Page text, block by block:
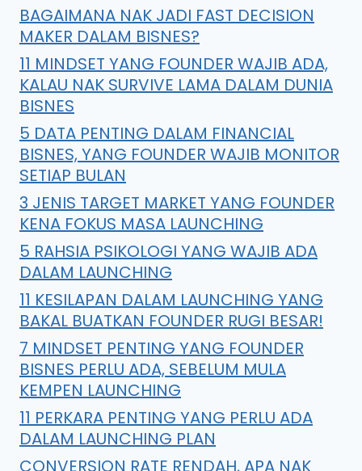
BAGAIMANA NAK JADI FAST DECISION
MAKER DALAM BISNES?
11 MINDSET YANG FOUNDER WAJIB ADA,
KALAU NAK SURVIVE LAMA DALAM DUNIA
BISNES
5 DATA PENTING DALAM FINANCIAL
BISNES, YANG FOUNDER WAJIB MONITOR
SETIAP BULAN
3 JENIS TARGET MARKET YANG FOUNDER
KENA FOKUS MASA LAUNCHING
5 RAHSIA PSIKOLOGI YANG WAJIB ADA
DALAM LAUNCHING
11 KESILAPAN DALAM LAUNCHING YANG
BAKAL BUATKAN FOUNDER RUGI BESAR!
7 MINDSET PENTING YANG FOUNDER
BISNES PERLU ADA, SEBELUM MULA
KEMPEN LAUNCHING
11 PERKARA PENTING YANG PERLU ADA
DALAM LAUNCHING PLAN
CONVERSION RATE RENDAH, APA NAK